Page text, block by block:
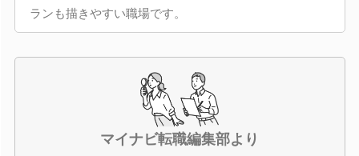
ランも描きやすい職場です。
マイナビ転職編集部より